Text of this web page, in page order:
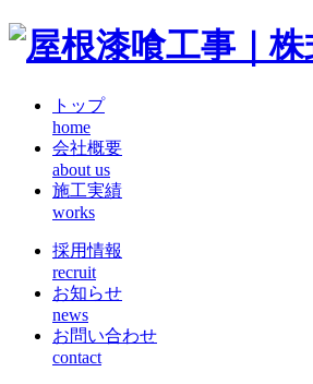
トップ
home
会社概要
about us
施工実績
works
採用情報
recruit
お知らせ
news
お問い合わせ
contact